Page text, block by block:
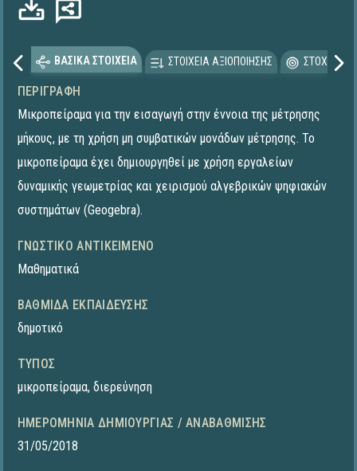
ΒΑΣΙΚΑ ΣΤΟΙΧΕΙΑ ΣΤΟΙΧΕΙΑ ΑΞΙΟΠΟΙΗΣΗΣ
ΠΕΡΙΓΡΑΦΉ
Μικροπείραμα για την εισαγωγή στην έννοια της μέτρησης
μήκους, με τη χρήση μη συμβατικών μονάδων μέτρησης. To
μικροπείραμα έχει δημιουργηθεί με χρήση εργαλείων
δυναμικής γεωμετρίας και χειρισμού αλγεβρικών ψηφιακών
συστημάτων (Geogebra).
ΓΝΩΣΤΙΚΌ ΑΝΤΙΚΕΊΜΕΝΟ
Μαθηματικά
ΒΑΘΜΊΔΑ ΕΚΠΑΊΔΕΥΣΗΣ
δημοτικό
ΤΎΠΟΣ
μικροπείραμα, διερεύνηση
ΗΜΕΡΟΜΗΝΊΑ ΔΗΜΙΟΥΡΓΊΑΣ / ΑΝΑΒΆΘΜΙΣΗΣ
31/05/2018